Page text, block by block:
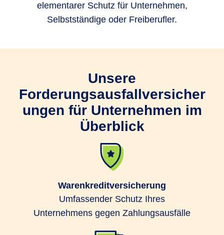
elementarer Schutz für Unternehmen,
Selbstständige oder Freiberufler.
Unsere
Forderungsausfallversicher
ungen für Unternehmen im
Überblick
Warenkreditversicherung
Umfassender Schutz Ihres
Unternehmens gegen Zahlungsausfälle